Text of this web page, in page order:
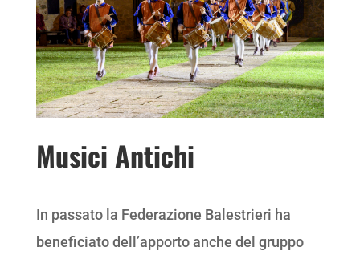
Musici Antichi
In passato la Federazione Balestrieri ha
beneficiato dell’apporto anche del gruppo